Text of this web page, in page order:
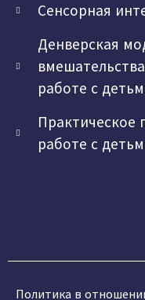
Сенсорная
Денверская
работе с
Практическое
работе с
Политика в